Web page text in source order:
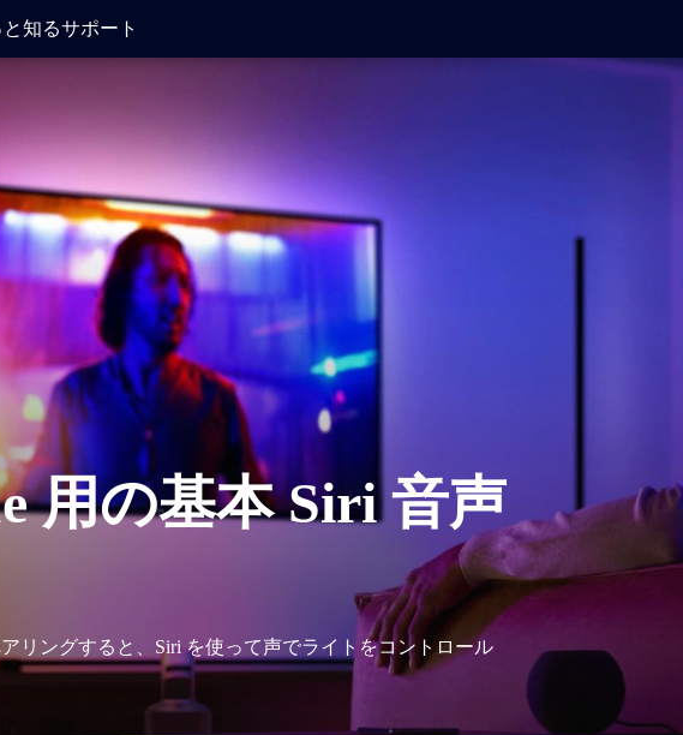
と知るサポート
用の基本 Siri 音声
アリングすると、Siri を使って声でライトをコントロール